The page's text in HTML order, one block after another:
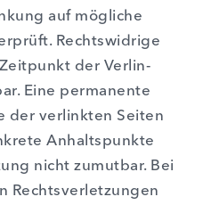
auf mög­li­che
Rechts­wid­ri­ge
Zeit­punkt der Ver­lin­
Eine per­ma­nen­te
der ver­link­ten Sei­ten
Anhalts­punk­te
nicht zumut­bar. Bei
Rechts­ver­let­zun­gen